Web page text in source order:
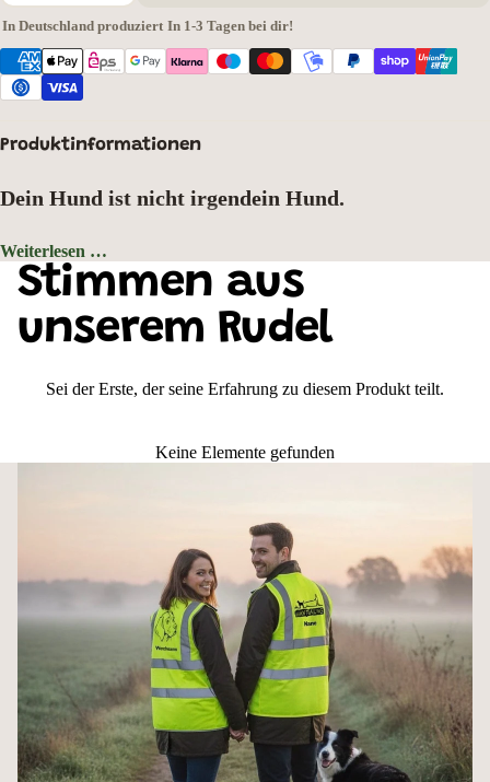
In Deutschland produziert In 1-3 Tagen bei dir!
Produktinformationen
Dein Hund ist nicht irgendein Hund.
Er hat einen Namen, eine Rasse, einen Charakter – und gehört zu dir wie kein
anderer. Warum sollte deine Warnweste das verschweigen? Mit deinem
Hunderassen-Motiv und deinem Wunschnamen trägst du ihn buchstäblich nah
am Herzen. Und bist dabei sichtbar für alle, die es wissen sollen.
Personalisierbar mit Wunschname & Motiv
Schnell anziehbar dank Klettverschluss
Ideal für Gassi, Hundetraining & Hundesport
Der Klettverschluss – unterschätzt, aber
unschlagbar praktisch
Zwei stabile Klettverschlüsse vorne. Kein Reißverschluss der klemmt, kein
Gefummel bei Kälte und Handschuhen. Einfach aufmachen, reinschlüpfen,
festmachen – auch über der dicken Winterjacke. Wer einmal damit unterwegs
war, will den Klettverschluss oft nicht mehr missen.
Diese leichte Hundesportweste hat bewusst keine Taschen – das macht sie
leichter, kompakter und unkomplizierter. Wer zusätzlich Stauraum braucht,
findet in unserer Premium Warnweste den passenden Upgrade mit
Weiterlesen …
Farbe der Weste: Neongelb, Motivauswahl: Malinois
Stimmen aus
unserem Rudel
Sei der Erste, der seine Erfahrung zu diesem Produkt teilt.
Keine Elemente gefunden